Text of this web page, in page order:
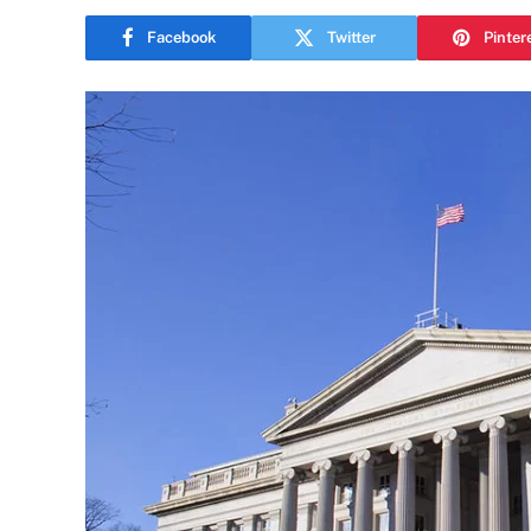
Facebook Twitter